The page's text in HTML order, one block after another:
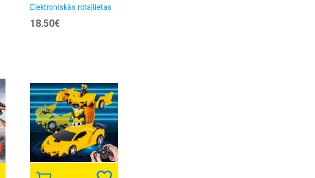
krājkasīte bērniem,
brūns
Elektroniskās rotaļlietas
18.50€